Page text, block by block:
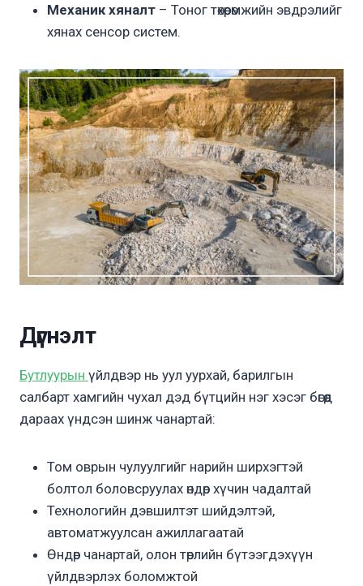
Механик хяналт – Тоног төхөөрөмжийн эвдрэлийг
хянах сенсор систем.
Дүгнэлт
Бутлуурын үйлдвэр нь уул уурхай, барилгын
салбарт хамгийн чухал дэд бүтцийн нэг хэсэг бөгөөд
дараах үндсэн шинж чанартай:
Том оврын чулуулгийг нарийн ширхэгтэй
болтол боловсруулах өндөр хүчин чадалтай
Технологийн дэвшилтэт шийдэлтэй,
автоматжуулсан ажиллагаатай
Өндөр чанартай, олон төрлийн бүтээгдэхүүн
үйлдвэрлэх боломжтой